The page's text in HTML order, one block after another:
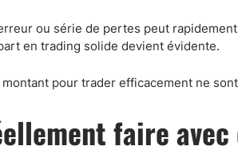
ou série de pertes peut
en trading solide devient évidente.
pour trader efficacement ne
faire